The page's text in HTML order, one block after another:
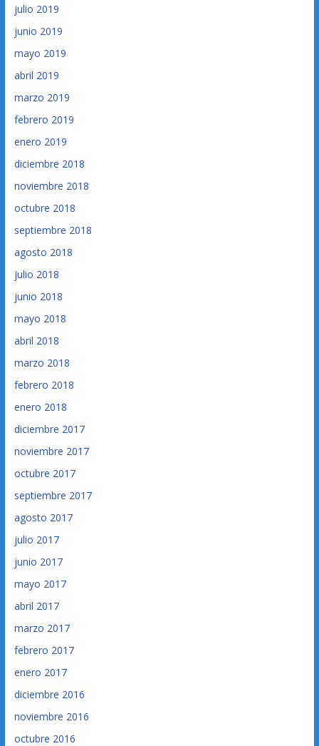
julio 2019
junio 2019
mayo 2019
abril 2019
marzo 2019
febrero 2019
enero 2019
diciembre 2018
noviembre 2018
octubre 2018
septiembre 2018
agosto 2018
julio 2018
junio 2018
mayo 2018
abril 2018
marzo 2018
febrero 2018
enero 2018
diciembre 2017
noviembre 2017
octubre 2017
septiembre 2017
agosto 2017
julio 2017
junio 2017
mayo 2017
abril 2017
marzo 2017
febrero 2017
enero 2017
diciembre 2016
noviembre 2016
octubre 2016